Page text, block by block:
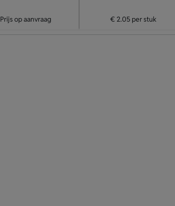
Prijs op aanvraag € 2.05per stuk